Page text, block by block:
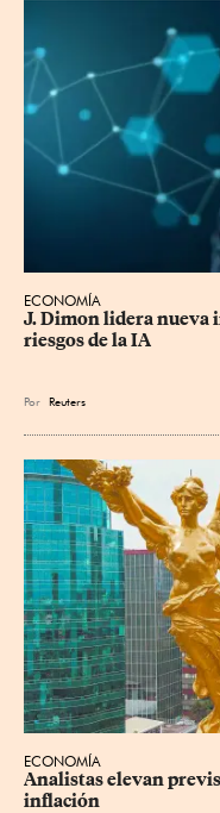
ECONOMÍA
J. Dimon lidera nueva
riesgos de la IA
Por Reuters
ECONOMÍA
Analistas elevan
inflación